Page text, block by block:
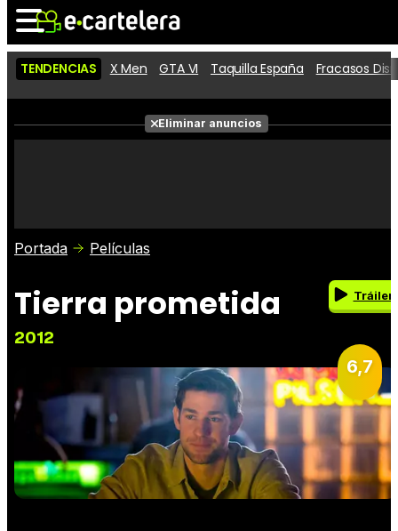
Noticias
Cartelera
Críticas
TENDENCIAS X Men GTA VI Taquilla España Fracasos
Eliminar anuncios
Portada Películas
Tierra prometida
2012
Tráiler
6,7